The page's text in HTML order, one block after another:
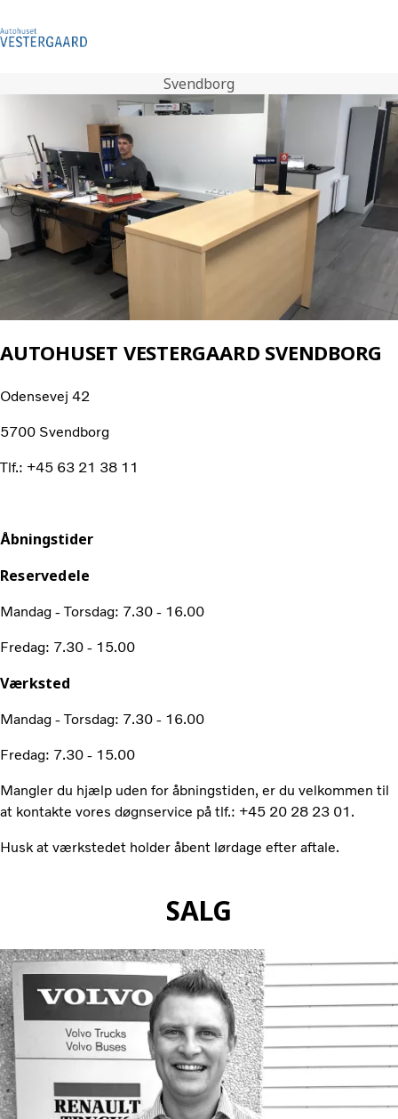
Volvo Lastbiler
Renault Trucks
Serviceydelser
Brugte lastbiler
Nyheder
Penta
Kontakt os
Karriere
Svendborg
AUTOHUSET VESTERGAARD SVENDBORG
Odensevej 42
5700 Svendborg
Tlf.: +45 63 21 38 11
Åbningstider
Reservedele
Mandag - Torsdag: 7.30 - 16.00
Fredag: 7.30 - 15.00
Værksted
Mandag - Torsdag: 7.30 - 16.00
Fredag: 7.30 - 15.00
Mangler du hjælp uden for åbningstiden, er du velkommen til
at kontakte vores døgnservice på tlf.: +45 20 28 23 01.
Husk at værkstedet holder åbent lørdage efter aftale.
SALG